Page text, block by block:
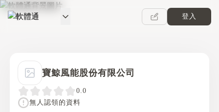
軟體通
登入
寶鯨風能股份有限公司
0.0
無人認領的資料